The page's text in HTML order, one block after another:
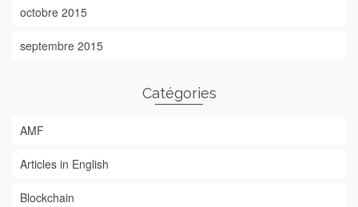
octobre 2015
septembre 2015
Catégories
AMF
Articles in English
Blockchain